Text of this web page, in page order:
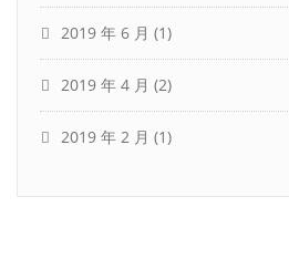
2019 年 6 月 (1)
2019 年 4 月 (2)
2019 年 2 月 (1)